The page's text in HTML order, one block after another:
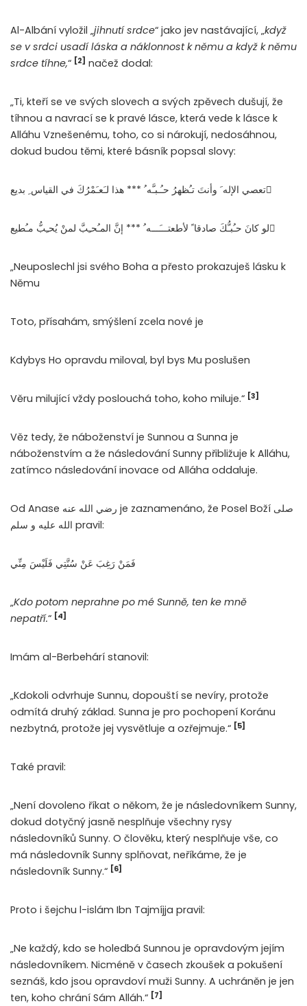
Al-Albání vyložil „jihnutí srdce“ jako jev nastávající, „když
se v srdci usadí láska a náklonnost k němu a když k němu
srdce tíhne,“ [2] načež dodal:
„Ti, kteří se ve svých slovech a svých zpěvech dušují, že
tíhnou a navrací se k pravé lásce, která vede k lásce k
Alláhu Vznešenému, toho, co si nárokují, nedosáhnou,
dokud budou těmi, které básník popsal slovy:
تعصي الإله َ وأنتَ تـُظهرُ حـُـبـَّه ُ *** هذا لـَعـَمْرُكَ في القياس ِ بديع ُ
لو كانَ حـُبـُّكَ صادقا ً لأطعتـــَـــه ُ *** إنَّ المـُحـِبَّ لمنْ يُحـِبُّ مـُطيع ُ
„Neuposlechl jsi svého Boha a přesto prokazuješ lásku k
Němu
Toto, přísahám, smýšlení zcela nové je
Kdybys Ho opravdu miloval, byl bys Mu poslušen
Věru milující vždy poslouchá toho, koho miluje.“ [3]
Věz tedy, že náboženství je Sunnou a Sunna je
náboženstvím a že následování Sunny přibližuje k Alláhu,
zatímco následování inovace od Alláha oddaluje.
Od Anase رضي الله عنه je zaznamenáno, že Posel Boží صلى
الله عليه و سلم pravil:
فَمَنْ رَغِبَ عَنْ سُنَّتِي فَلَيْسَ مِنِّي
„Kdo potom neprahne po mé Sunně, ten ke mně
nepatří.“ [4]
Imám al-Berbehárí stanovil:
„Kdokoli odvrhuje Sunnu, dopouští se nevíry, protože
odmítá druhý základ. Sunna je pro pochopení Koránu
nezbytná, protože jej vysvětluje a ozřejmuje.“ [5]
Také pravil:
„Není dovoleno říkat o někom, že je následovníkem Sunny,
dokud dotyčný jasně nesplňuje všechny rysy
následovníků Sunny. O člověku, který nesplňuje vše, co
má následovník Sunny splňovat, neříkáme, že je
následovník Sunny.“ [6]
Proto i šejchu l-islám Ibn Tajmíjja pravil:
„Ne každý, kdo se holedbá Sunnou je opravdovým jejím
následovníkem. Nicméně v časech zkoušek a pokušení
seznáš, kdo jsou opravdoví muži Sunny. A uchráněn je jen
ten, koho chrání Sám Alláh.“ [7]